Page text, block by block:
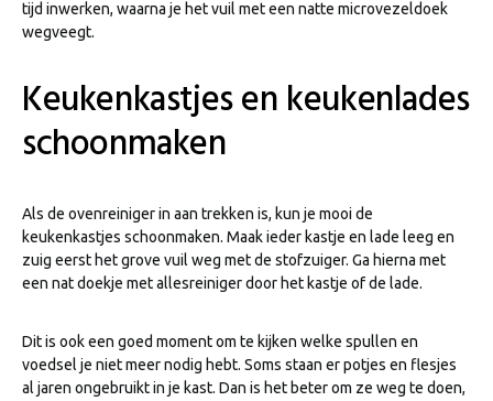
tijd inwerken, waarna je het vuil met een natte microvezeldoek
wegveegt.
Keukenkastjes en keukenlades
schoonmaken
Als de ovenreiniger in aan trekken is, kun je mooi de
keukenkastjes schoonmaken. Maak ieder kastje en lade leeg en
zuig eerst het grove vuil weg met de stofzuiger. Ga hierna met
een nat doekje met allesreiniger door het kastje of de lade.
Dit is ook een goed moment om te kijken welke spullen en
voedsel je niet meer nodig hebt. Soms staan er potjes en flesjes
al jaren ongebruikt in je kast. Dan is het beter om ze weg te doen,